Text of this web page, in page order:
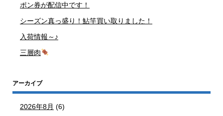
ポン券が配信中です！
シーズン真っ盛り！鮎竿買い取りました！
入荷情報～♪
三層肉
アーカイブ
2026年8月 (6)